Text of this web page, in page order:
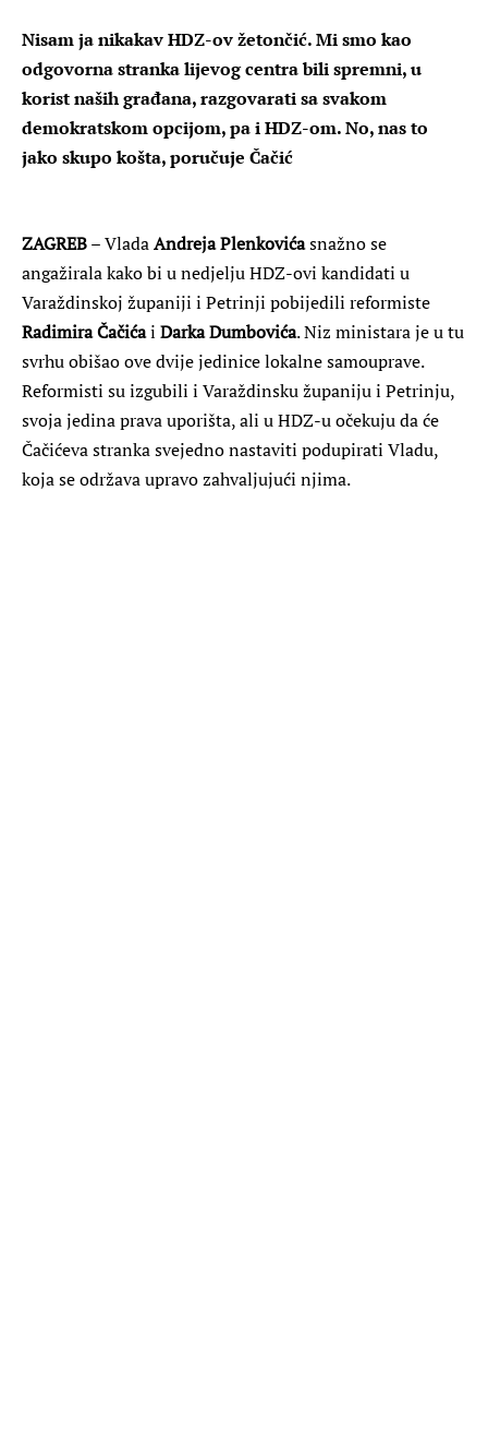
Nisam ja nikakav HDZ-ov žetončić. Mi smo kao
odgovorna stranka lijevog centra bili spremni, u
korist naših građana, razgovarati sa svakom
demokratskom opcijom, pa i HDZ-om. No, nas to
jako skupo košta, poručuje Čačić
ZAGREB– VladaAndreja Plenkovićasnažno se
angažirala kako bi u nedjelju HDZ-ovi kandidati u
Varaždinskoj županiji i Petrinji pobijedili reformiste
Radimira Čačićai Darka Dumbovića. Niz ministara je u tu
svrhu obišao ove dvije jedinice lokalne samouprave.
Reformisti su izgubili i Varaždinsku županiju i Petrinju,
svoja jedina prava uporišta, ali u HDZ-u očekuju da će
Čačićeva stranka svejedno nastaviti podupirati Vladu,
koja se održava upravo zahvaljujući njima.